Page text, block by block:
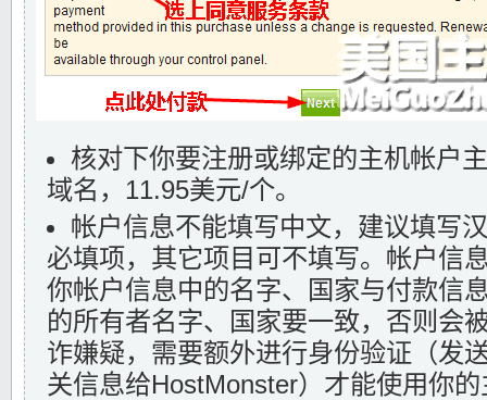
核对下你要注册或绑定的主机帐户
域名，11.95美元/个。
帐户信息不能填写中文，建议填写
必填项，其它项目可不填写。帐户信
你帐户信息中的名字、国家与付款信
的所有者名字、国家要一致，否则会
诈嫌疑，需要额外进行身份验证（发
关信息给HostMonster）才能使用你